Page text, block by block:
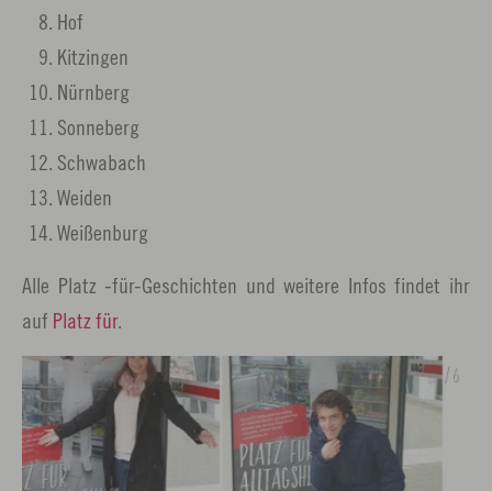
Hof
Kitzingen
Nürnberg
Sonneberg
Schwabach
Weiden
Weißenburg
Alle Platz -für-Geschichten und weitere Infos findet ihr
auf Platz für.
2 / 6